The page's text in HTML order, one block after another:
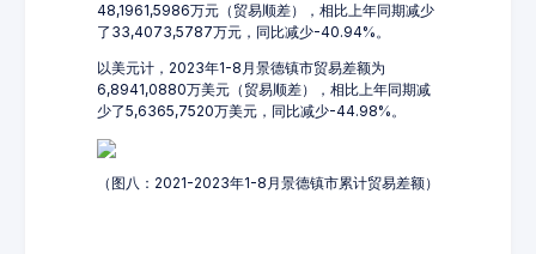
48,1961,5986万元（贸易顺差），相比上年同期减少
了33,4073,5787万元，同比减少-40.94%。
以美元计，2023年1-8月景德镇市贸易差额为
6,8941,0880万美元（贸易顺差），相比上年同期减
少了5,6365,7520万美元，同比减少-44.98%。
（图八：2021-2023年1-8月景德镇市累计贸易差额）